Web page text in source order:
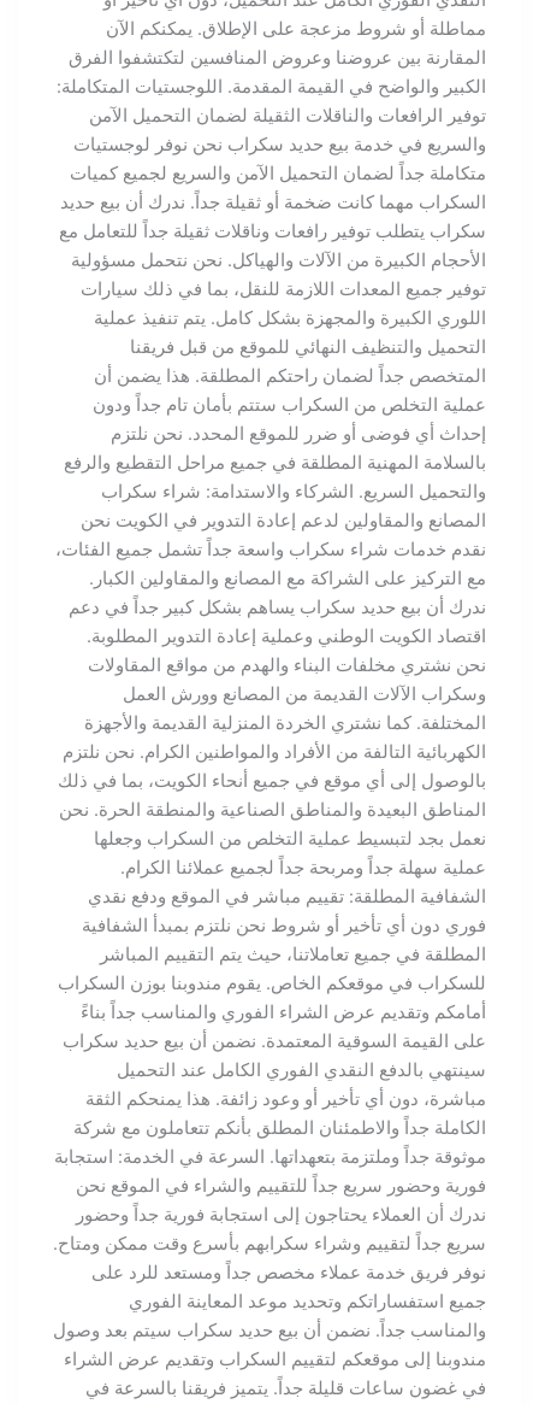
مماطلة أو شروط مزعجة على الإطلاق. يمكنكم الآن
المقارنة بين عروضنا وعروض المنافسين لتكتشفوا الفرق
الكبير والواضح في القيمة المقدمة. اللوجستيات المتكاملة:
توفير الرافعات والناقلات الثقيلة لضمان التحميل الآمن
والسريع في خدمة بيع حديد سكراب نحن نوفر لوجستيات
متكاملة جداً لضمان التحميل الآمن والسريع لجميع كميات
السكراب مهما كانت ضخمة أو ثقيلة جداً. ندرك أن بيع حديد
سكراب يتطلب توفير رافعات وناقلات ثقيلة جداً للتعامل مع
الأحجام الكبيرة من الآلات والهياكل. نحن نتحمل مسؤولية
توفير جميع المعدات اللازمة للنقل، بما في ذلك سيارات
اللوري الكبيرة والمجهزة بشكل كامل. يتم تنفيذ عملية
التحميل والتنظيف النهائي للموقع من قبل فريقنا
المتخصص جداً لضمان راحتكم المطلقة. هذا يضمن أن
عملية التخلص من السكراب ستتم بأمان تام جداً ودون
إحداث أي فوضى أو ضرر للموقع المحدد. نحن نلتزم
بالسلامة المهنية المطلقة في جميع مراحل التقطيع والرفع
والتحميل السريع. الشركاء والاستدامة: شراء سكراب
المصانع والمقاولين لدعم إعادة التدوير في الكويت نحن
نقدم خدمات شراء سكراب واسعة جداً تشمل جميع الفئات،
مع التركيز على الشراكة مع المصانع والمقاولين الكبار.
ندرك أن بيع حديد سكراب يساهم بشكل كبير جداً في دعم
اقتصاد الكويت الوطني وعملية إعادة التدوير المطلوبة.
نحن نشتري مخلفات البناء والهدم من مواقع المقاولات
وسكراب الآلات القديمة من المصانع وورش العمل
المختلفة. كما نشتري الخردة المنزلية القديمة والأجهزة
الكهربائية التالفة من الأفراد والمواطنين الكرام. نحن نلتزم
بالوصول إلى أي موقع في جميع أنحاء الكويت، بما في ذلك
المناطق البعيدة والمناطق الصناعية والمنطقة الحرة. نحن
نعمل بجد لتبسيط عملية التخلص من السكراب وجعلها
عملية سهلة جداً ومربحة جداً لجميع عملائنا الكرام.
الشفافية المطلقة: تقييم مباشر في الموقع ودفع نقدي
فوري دون أي تأخير أو شروط نحن نلتزم بمبدأ الشفافية
المطلقة في جميع تعاملاتنا، حيث يتم التقييم المباشر
للسكراب في موقعكم الخاص. يقوم مندوبنا بوزن السكراب
أمامكم وتقديم عرض الشراء الفوري والمناسب جداً بناءً
على القيمة السوقية المعتمدة. نضمن أن بيع حديد سكراب
سينتهي بالدفع النقدي الفوري الكامل عند التحميل
مباشرة، دون أي تأخير أو وعود زائفة. هذا يمنحكم الثقة
الكاملة جداً والاطمئنان المطلق بأنكم تتعاملون مع شركة
موثوقة جداً وملتزمة بتعهداتها. السرعة في الخدمة: استجابة
فورية وحضور سريع جداً للتقييم والشراء في الموقع نحن
ندرك أن العملاء يحتاجون إلى استجابة فورية جداً وحضور
سريع جداً لتقييم وشراء سكرابهم بأسرع وقت ممكن ومتاح.
نوفر فريق خدمة عملاء مخصص جداً ومستعد للرد على
جميع استفساراتكم وتحديد موعد المعاينة الفوري
والمناسب جداً. نضمن أن بيع حديد سكراب سيتم بعد وصول
مندوبنا إلى موقعكم لتقييم السكراب وتقديم عرض الشراء
في غضون ساعات قليلة جداً. يتميز فريقنا بالسرعة في